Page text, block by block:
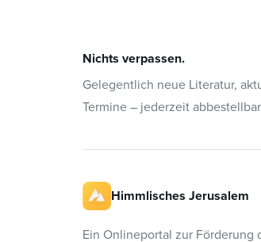
Nichts verpassen.
Gelegentlich neue Literatur,
Termine – jederzeit
Himmlisches Jerusalem
Ein Onlineportal zur Förderung